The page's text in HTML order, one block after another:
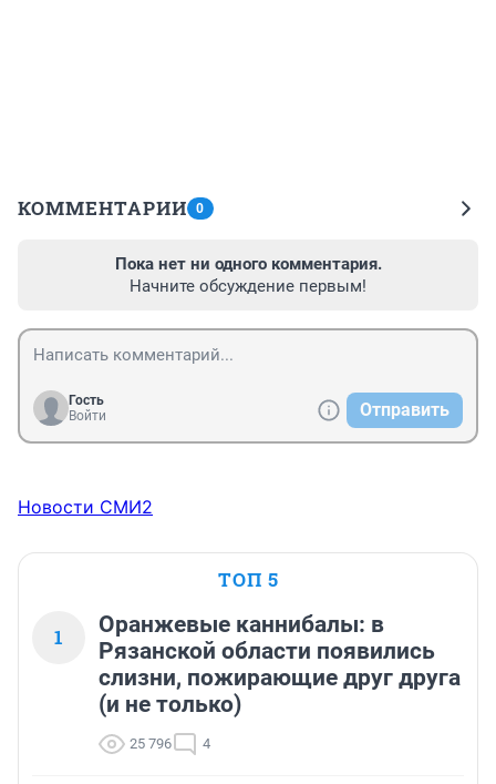
КОММЕНТАРИИ 0
Пока нет ни одного комментария.
Начните обсуждение первым!
Гость
Войти
Отправить
Новости СМИ2
ТОП 5
1
Оранжевые каннибалы: в
Рязанской области появились
слизни, пожирающие друг друга
(и не только)
25 796 4